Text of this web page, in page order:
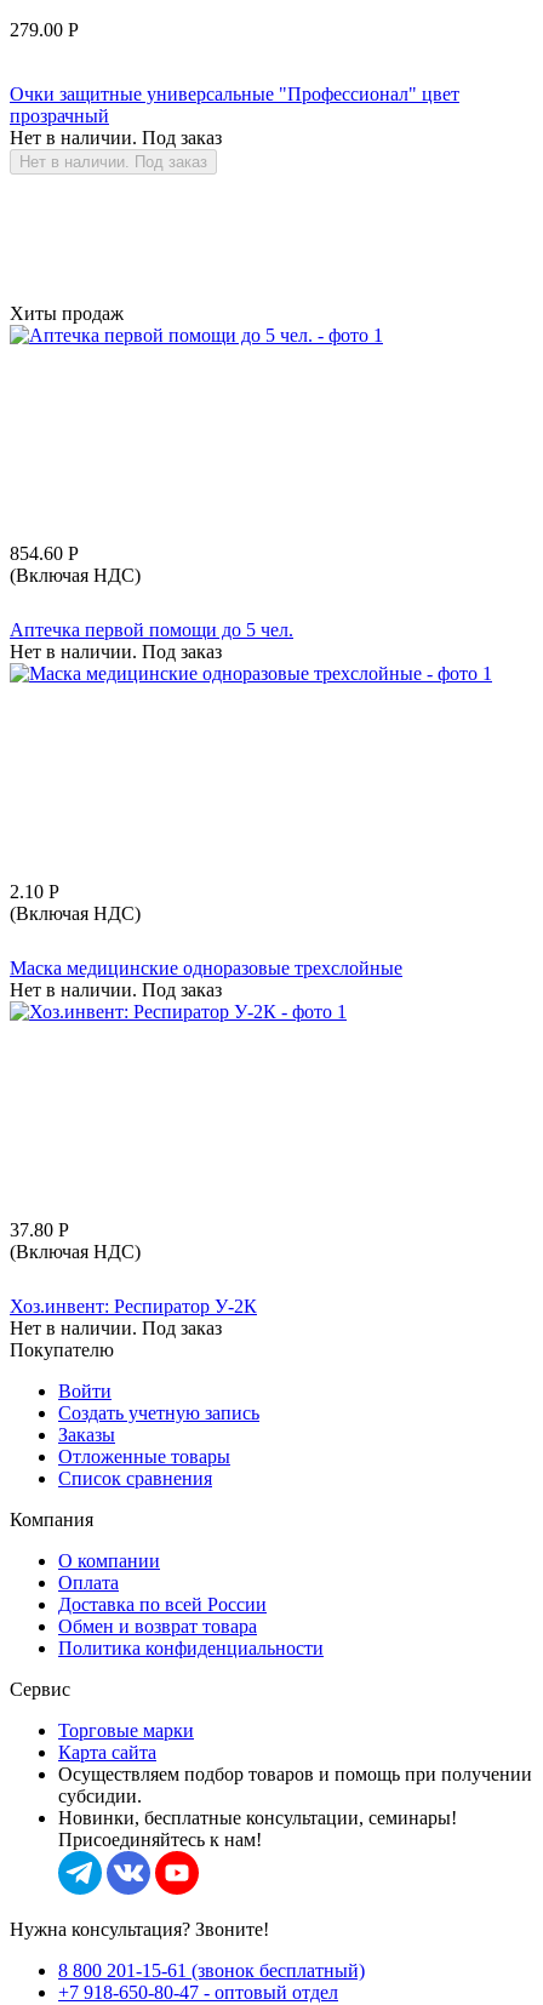
279.00 Р
Очки защитные универсальные "Профессионал" цвет
прозрачный
Нет в наличии. Под заказ
Нет в наличии. Под заказ
Хиты продаж
854.60 Р
(Включая НДС)
Аптечка первой помощи до 5 чел.
Нет в наличии. Под заказ
2.10 Р
(Включая НДС)
Маска медицинские одноразовые трехслойные
Нет в наличии. Под заказ
37.80 Р
(Включая НДС)
Хоз.инвент: Респиратор У-2К
Нет в наличии. Под заказ
Покупателю
Войти
Создать учетную запись
Заказы
Отложенные товары
Список сравнения
Компания
О компании
Оплата
Доставка по всей России
Обмен и возврат товара
Политика конфиденциальности
Сервис
Торговые марки
Карта сайта
Осуществляем подбор товаров и помощь при получении
субсидии.
Новинки, бесплатные консультации, семинары!
Присоединяйтесь к нам!
Нужна консультация? Звоните!
8 800 201-15-61 (звонок бесплатный)
+7 918-650-80-47 - оптовый отдел